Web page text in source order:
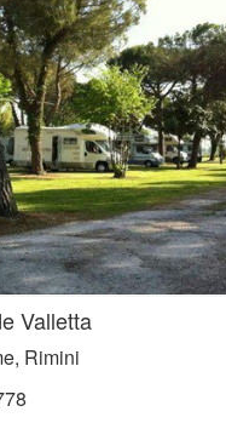
Valletta
Rimini